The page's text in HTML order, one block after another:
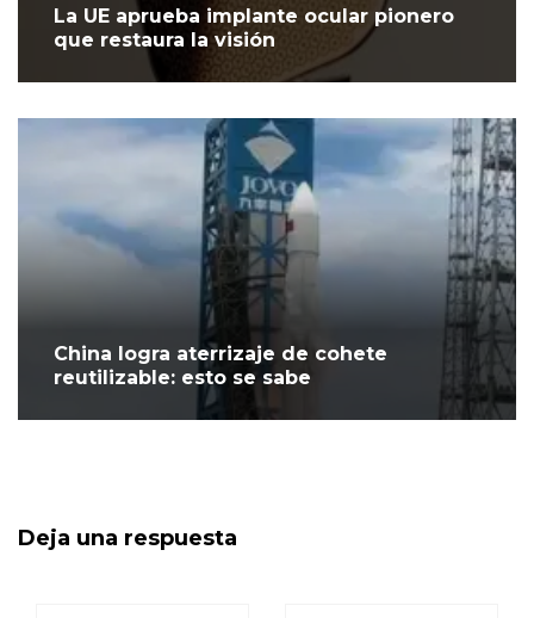
La UE aprueba implante ocular pionero
que restaura la visión
China logra aterrizaje de cohete
reutilizable: esto se sabe
Deja una respuesta